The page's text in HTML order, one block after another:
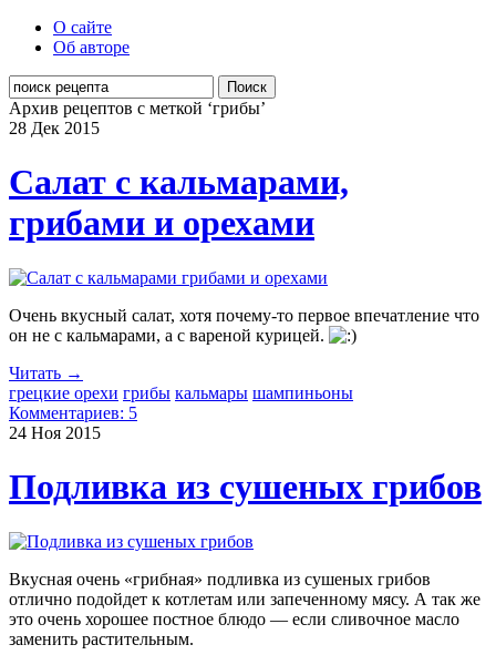
О сайте
Об авторе
Поиск
Архив рецептов с меткой ‘грибы’
28 Дек 2015
Салат с кальмарами,
грибами и орехами
Очень вкусный салат, хотя почему-то первое впечатление что
он не с кальмарами, а с вареной курицей.
Читать →
грецкие орехи грибы кальмары шампиньоны
Комментариев: 5
24 Ноя 2015
Подливка из сушеных грибов
Вкусная очень «грибная» подливка из сушеных грибов
отлично подойдет к котлетам или запеченному мясу. А так же
это очень хорошее постное блюдо — если сливочное масло
заменить растительным.